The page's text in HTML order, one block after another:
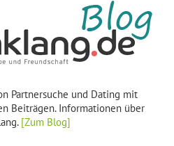
Partnersuche und Dating mit
Beiträgen. Informationen über
[Zum Blog]